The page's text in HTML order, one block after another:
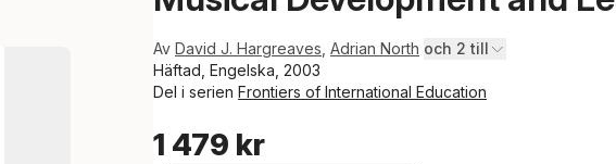
Av David J. Hargreaves Adrian North och 2 till
Häftad, Engelska, 2003
Del i serien Frontiers of International Education
1 479 kr